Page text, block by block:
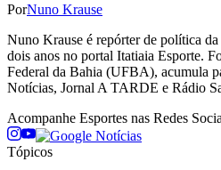
PorNuno Krause
Nuno Krause é repórter de política
dois anos no portal Itatiaia Esporte.
Federal da Bahia (UFBA), acumula
Notícias, Jornal A TARDE e Rádio
Acompanhe Esportes nas Redes
Tópicos